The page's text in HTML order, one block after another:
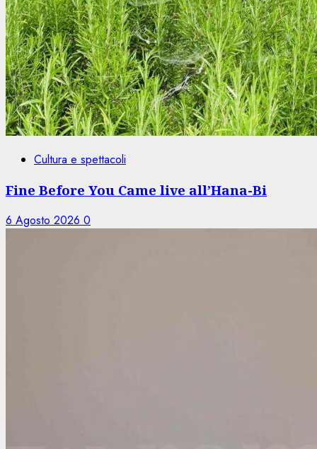
Cultura e spettacoli
Fine Before You Came live all’Hana-Bi
6 Agosto 2026 0